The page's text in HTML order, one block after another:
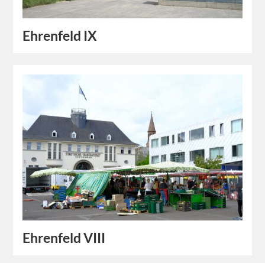
Ehrenfeld IX
Ehrenfeld VIII